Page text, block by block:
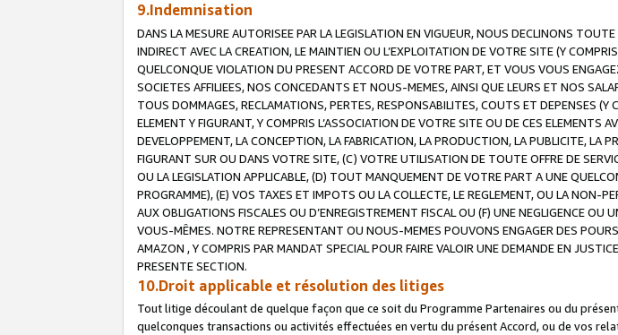
9.Indemnisation
DANS LA MESURE AUTORISEE PAR LA LEGISLATION EN VIGUEUR, NOUS DECLINONS
INDIRECT AVEC LA CREATION, LE MAINTIEN OU L’EXPLOITATION DE VOTRE SITE (Y
QUELCONQUE VIOLATION DU PRESENT ACCORD DE VOTRE PART, ET VOUS VOUS
SOCIETES AFFILIEES, NOS CONCEDANTS ET NOUS-MEMES, AINSI QUE LEURS ET NOS
TOUS DOMMAGES, RECLAMATIONS, PERTES, RESPONSABILITES, COUTS ET DEPENSES
ELEMENT Y FIGURANT, Y COMPRIS L’ASSOCIATION DE VOTRE SITE OU DE CES ELEMENTS
DEVELOPPEMENT, LA CONCEPTION, LA FABRICATION, LA PRODUCTION, LA PUBLICITE,
FIGURANT SUR OU DANS VOTRE SITE, (C) VOTRE UTILISATION DE TOUTE OFFRE DE
OU LA LEGISLATION APPLICABLE, (D) TOUT MANQUEMENT DE VOTRE PART A UNE
PROGRAMME), (E) VOS TAXES ET IMPOTS OU LA COLLECTE, LE REGLEMENT, OU LA
AUX OBLIGATIONS FISCALES OU D’ENREGISTREMENT FISCAL OU (F) UNE NEGLIGENCE
VOUS-MÊMES. NOTRE REPRESENTANT OU NOUS-MEMES POUVONS ENGAGER DES
AMAZON , Y COMPRIS PAR MANDAT SPECIAL POUR FAIRE VALOIR UNE DEMANDE EN
PRESENTE SECTION.
10.Droit applicable et résolution des litiges
Tout litige découlant de quelque façon que ce soit du Programme Partenaires ou du
quelconques transactions ou activités effectuées en vertu du présent Accord, ou de vos